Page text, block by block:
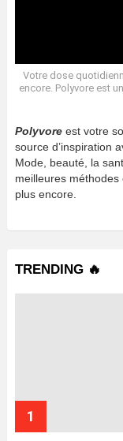
Votre dose
encore. Polyvore est
Polyvore est votre
source d’inspiration
Mode, beauté, la
meilleures
plus encore.
TRENDING 🔥